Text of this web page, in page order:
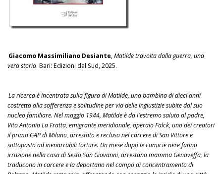
Giacomo Massimiliano Desiante,Matilde travolta dalla guerra, una
vera storia. Bari: Edizioni dal Sud, 2025.
La ricerca è incentrata sulla figura di Matilde, una bambina di dieci anni
costretta alla sofferenza e solitudine per via delle ingiustizie subite dal suo
nucleo familiare. Nel maggio 1944, Matilde è da l'estremo saluto al padre,
Vito Antonio La Fratta, emigrante meridionale, operaio Falck, uno dei creatori
il primo GAP di Milano, arrestato e recluso nel carcere di San Vittore e
sottoposto ad inenarrabili torture. Un mese dopo le camicie nere fanno
irruzione nella casa di Sesto San Giovanni, arrestano mamma Genoveffa, la
traducono in carcere e la deportano nel campo di concentramento di